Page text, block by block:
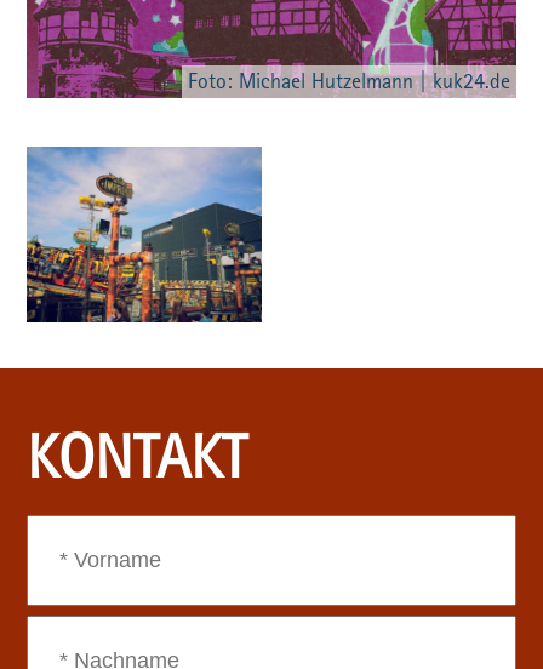
Foto: Michael Hutzelmann | kuk24.de
KONTAKT